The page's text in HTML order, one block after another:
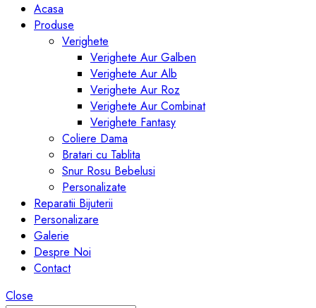
Acasa
Produse
Verighete
Verighete Aur Galben
Verighete Aur Alb
Verighete Aur Roz
Verighete Aur Combinat
Verighete Fantasy
Coliere Dama
Bratari cu Tablita
Snur Rosu Bebelusi
Personalizate
Reparatii Bijuterii
Personalizare
Galerie
Despre Noi
Contact
Close